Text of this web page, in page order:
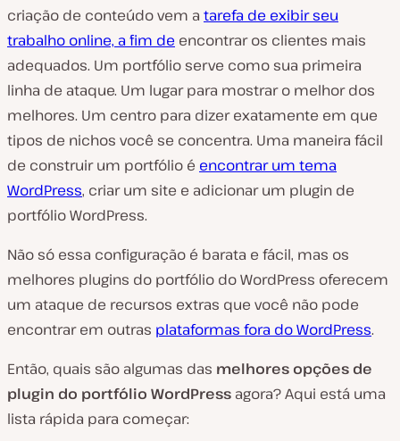
criação de conteúdo vem a tarefa de exibir seu
trabalho online, a fim de encontrar os clientes mais
adequados. Um portfólio serve como sua primeira
linha de ataque. Um lugar para mostrar o melhor dos
melhores. Um centro para dizer exatamente em que
tipos de nichos você se concentra. Uma maneira fácil
de construir um portfólio é encontrar um tema
WordPress, criar um site e adicionar um plugin de
portfólio WordPress.
Não só essa configuração é barata e fácil, mas os
melhores plugins do portfólio do WordPress oferecem
um ataque de recursos extras que você não pode
encontrar em outras plataformas fora do WordPress.
Então, quais são algumas das melhores opções de
plugin do portfólio WordPress agora? Aqui está uma
lista rápida para começar: